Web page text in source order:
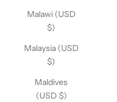
Malawi (USD
$)
Malaysia (USD
$)
Maldives
(USD $)